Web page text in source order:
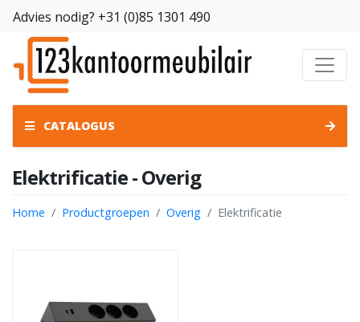
Advies nodig? +31 (0)85 1301 490
CATALOGUS
Elektrificatie - Overig
Home Productgroepen Overig Elektrificatie